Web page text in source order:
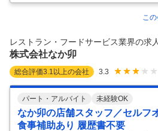
本格イタリアンを」をコンセプトに、全国
こだわりの窯焼きピッツァや生パスタを
紹介》 「PISOLA」 2010年12月に大阪府和
こ
レストラン・フードサービス業界の求人
株式会社なか卯
総合評価3.1 以上の会社 3.3
パート・アルバイト 未経験OK
なか卯の店舗スタッフ／セルフ
食事補助あり 履歴書不要